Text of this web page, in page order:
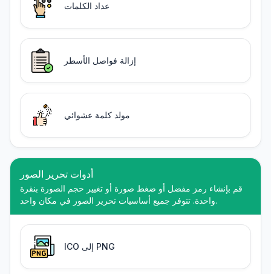
عداد الكلمات
إزالة فواصل الأسطر
مولد كلمة عشوائي
أدوات تحرير الصور
قم بإنشاء رمز مفضل أو ضغط صورة أو تغيير حجم الصورة بنقرة
واحدة. تتوفر جميع أساسيات تحرير الصور في مكان واحد.
ICO إلى PNG